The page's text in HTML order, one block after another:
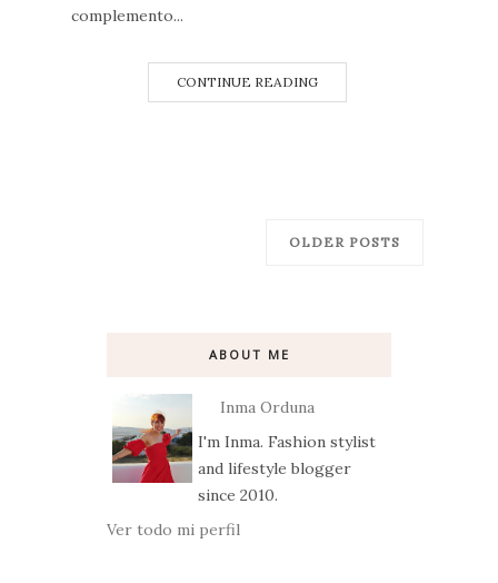
complemento...
CONTINUE READING
OLDER POSTS
ABOUT ME
Inma Orduna
I'm Inma. Fashion stylist
and lifestyle blogger
since 2010.
Ver todo mi perfil